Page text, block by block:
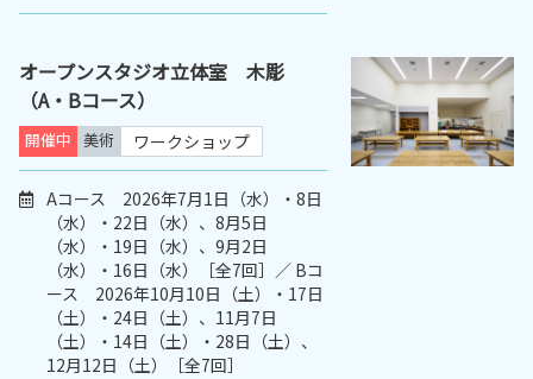
オープンスタジオ立体室 木彫
（A・Bコース）
開催中 美術 ワークショップ
Aコース 2026年7月1日（水）・8日
（水）・22日（水）、8月5日
（水）・19日（水）、9月2日
（水）・16日（水）［全7回］／ Bコ
ース 2026年10月10日（土）・17日
（土）・24日（土）、11月7日
（土）・14日（土）・28日（土）、
12月12日（土）［全7回］